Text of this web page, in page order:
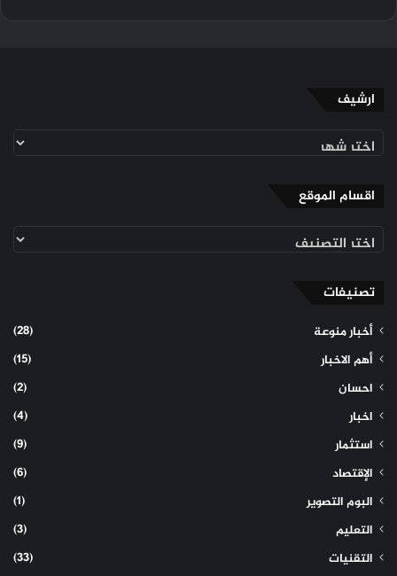
ارشيف
اقسام الموقع
اقسام
الموقع
تصنيفات
أخبار منوعة
(28)
أهم الاخبار
(15)
احسان
(2)
اخبار
(4)
استثمار
(9)
الإقتصاد
(6)
البوم التصوير
(1)
التعليم
(3)
التقنيات
(33)